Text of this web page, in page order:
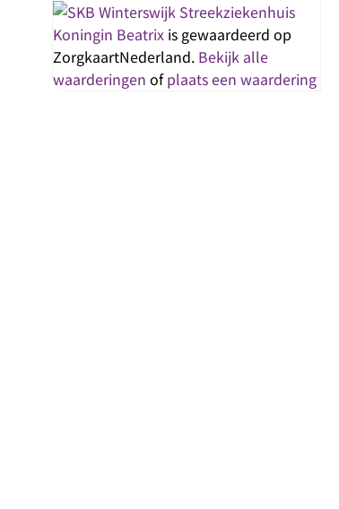
Streekziekenhuis
Koningin Beatrix is gewaardeerd op
ZorgkaartNederland. Bekijk alle
waarderingen ofplaats een waardering